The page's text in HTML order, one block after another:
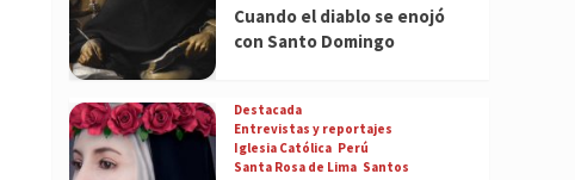
Cuando el diablo se enojó
con Santo Domingo
Destacada
Entrevistas y reportajes
Iglesia Católica Perú
Santa Rosa de Lima Santos